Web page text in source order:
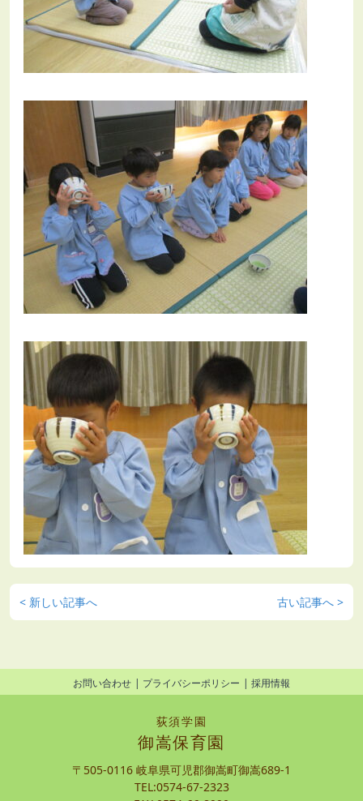
< 新しい記事へ 古い記事へ >
お問い合わせ プライバシーポリシー 採用情報
荻須学園
御嵩保育園
〒505-0116 岐阜県可児郡御嵩町御嵩689-1
TEL:0574-67-2323